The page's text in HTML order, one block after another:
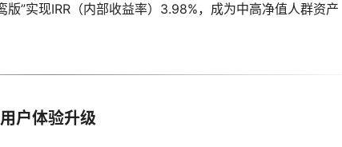
版”实现IRR（内部收益率）3.98%，成为中高净值人群资产
户体验升级